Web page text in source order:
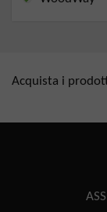
Acquista i